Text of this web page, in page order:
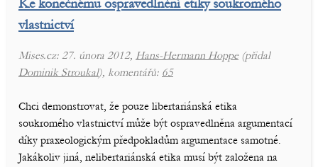
Ke konečnému ospravedlnění etiky soukromého
vlastnictví
Mises.cz: 27. února 2012, Hans-Hermann Hoppe(přidal
Dominik Stroukal), komentářů: 65
Chci demonstrovat, že pouze libertariánská etika
soukromého vlastnictví může být ospravedlněna argumentací
díky praxeologickým předpokladům argumentace samotné.
Jakákoliv jiná, nelibertariánská etika musí být založena na